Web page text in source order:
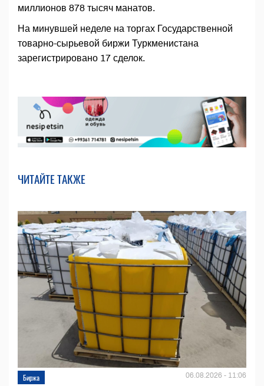
миллионов 878 тысяч манатов.
На минувшей неделе на торгах Государственной
товарно-сырьевой биржи Туркменистана
зарегистрировано 17 сделок.
ЧИТАЙТЕ ТАКЖЕ
Биржа 06.08.2026 - 11:06